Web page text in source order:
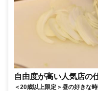
自由度が高い人気店の
＜20歳以上限定＞昼の好きな